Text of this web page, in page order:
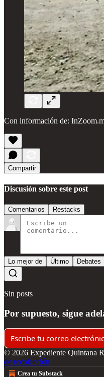
Con información de:
Compartir
Discusión sobre este post
Comentarios Restacks
Lo mejor de Último Debates
Sin posts
Por supuesto, sigue
© 2026 Expediente Quintana
de recolección
Crea tu Substack